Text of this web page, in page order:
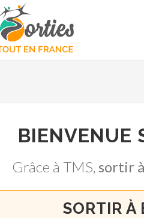
BIENVENUE
Grâce à TMS, sortir
SORTIR